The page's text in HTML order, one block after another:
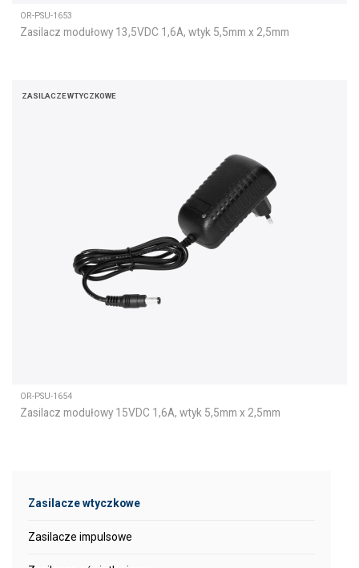
OR-PSU-1653
Zasilacz modułowy 13,5VDC 1,6A, wtyk 5,5mm x 2,5mm
ZASILACZE WTYCZKOWE
OR-PSU-1654
Zasilacz modułowy 15VDC 1,6A, wtyk 5,5mm x 2,5mm
Zasilacze wtyczkowe
Zasilacze impulsowe